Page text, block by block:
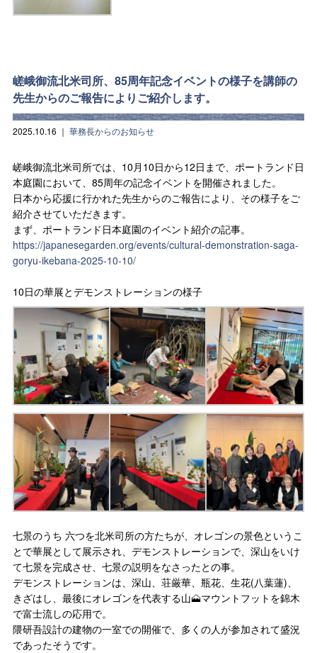
嵯峨御流北米司所、85周年記念イベントの様子を講師の
先生からのご報告によりご紹介します。
2025.10.16 ｜ 華務長からのお知らせ
嵯峨御流北米司所では、10月10日から12日まで、ポートランド日
本庭園において、85周年の記念イベントを開催されました。
日本から応援に行かれた先生からのご報告により、その様子をご
紹介させていただきます。
まず、ポートランド日本庭園のイベント紹介の記事。
https://japanesegarden.org/events/cultural-demonstration-saga-
goryu-ikebana-2025-10-10/
10日の華展とデモンストレーションの様子
七景のうち 六つを北米司所の方たちが、オレゴンの景色というこ
とで華展として展示され、デモンストレーションで、深山をいけ
て七景を完成させ、七景の説明をなさったとの事。
デモンストレーションは、深山、荘厳華、瓶花、生花(八葉蓮)、
きざはし、最後にオレゴンを代表する山🗻マウントフットを錦木
で富士流しの応用で。
隈研吾設計の建物の一室での開催で、多くの人が参加されて盛況
であったそうです。